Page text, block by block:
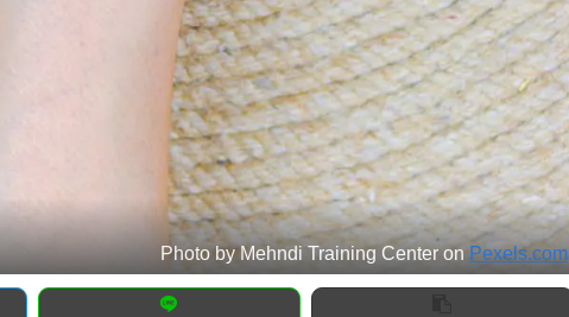
Photo by Mehndi Training Center onPexels.com